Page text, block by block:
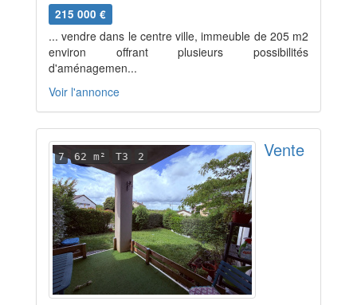
215 000 €
... vendre dans le centre ville, immeuble de 205 m2
environ offrant plusieurs possibilités
d'aménagemen...
Voir l'annonce
7 62 m² T3 2 Vente